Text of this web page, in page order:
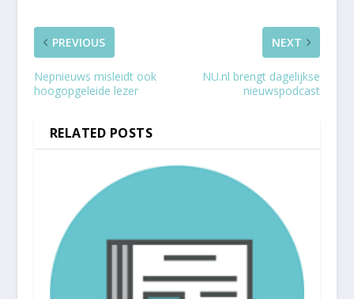
PREVIOUS
Nepnieuws misleidt ook
hoogopgeleide lezer
NEXT
NU.nl brengt dagelijkse
nieuwspodcast
RELATED POSTS